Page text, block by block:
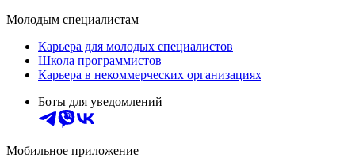
Молодым специалистам
Карьера для молодых специалистов
Школа программистов
Карьера в некоммерческих организациях
Боты для уведомлений
Мобильное приложение